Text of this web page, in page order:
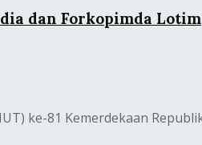
dan Forkopimda Lotim
ke-81 Kemerdekaan